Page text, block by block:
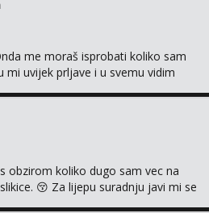
me moraš isprobati koliko sam
mi uvijek prljave i u svemu vidim
obzirom koliko dugo sam vec na
😚 Za lijepu suradnju javi mi se